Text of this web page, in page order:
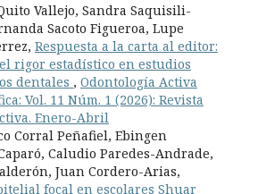
Vallejo, Sandra Saquisili-
Sacoto Figueroa, Lupe
Respuesta a la carta al editor:
rigor estadístico en estudios
dentales , Odontología Activa
Vol. 11 Núm. 1 (2026): Revista
Enero-Abril
Corral Peñafiel, Ebingen
Caludio Paredes-Andrade,
Juan Cordero-Arias,
focal en escolares Shuar